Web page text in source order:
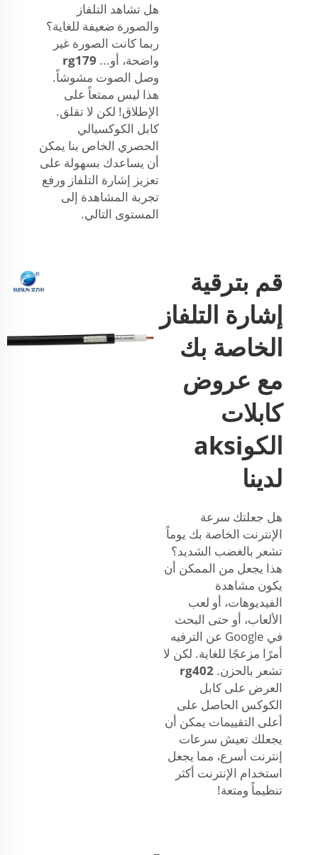
هل تشاهد التلفاز
والصورة ضعيفة للغاية؟
ربما كانت الصورة غير
واضحة، أو... rg179
وصل الصوت مشوشاً.
هذا ليس ممتعاً على
الإطلاق! لكن لا تقلق.
كابل الكوكسيالي
الحصري الخاص بنا يمكن
أن يساعدك بسهولة على
تعزيز إشارة التلفاز ورفع
تجربة المشاهدة إلى
المستوى التالي.
قم بترقية
إشارة التلفاز
الخاصة بك
مع عروض
كابلات
الكوaksi
لدينا
هل جعلتك سرعة
الإنترنت الخاصة بك يوماً
تشعر بالغضب الشديد؟
هذا يجعل من الممكن أن
يكون مشاهدة
الفيديوهات، أو لعب
الألعاب، أو حتى البحث
في Google عن الترفيه
أمرًا مزعجًا للغاية. لكن لا
تشعر بالحزن. rg402
العرض على كابل
الكوكس الحاصل على
أعلى التقييمات يمكن أن
يجعلك تعيش سرعات
إنترنت أسرع، مما يجعل
استخدام الإنترنت أكثر
تنظيماً ومتعة!